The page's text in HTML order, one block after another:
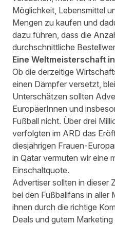
Möglichkeit, Lebensmittel
Mengen zu kaufen und
dazu führen, dass die
durchschnittliche
Eine Weltmeisterschaft
Ob die derzeitige
einen Dämpfer versetzt,
Unterschätzen sollten
EuropäerInnen und
Fußball nicht. Über drei
verfolgten im ARD das
diesjährigen Frauen-
in Qatar vermuten wir eine
Einschaltquote.
Advertiser sollten in dieser
bei den Fußballfans in aller
ihnen durch die richtige
Deals und gutem